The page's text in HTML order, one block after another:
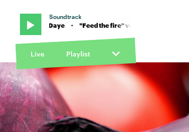
Soundtrack
Daye · "Feed the fire" von SG Lewis & Lucky Daye ·
Live Playlist